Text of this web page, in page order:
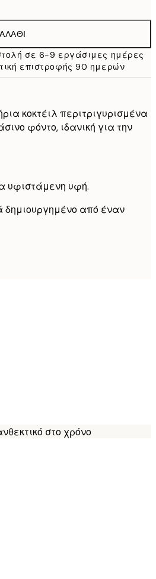
21,95 €
38 €
27,23 €
54,45 €
σε 6-9 εργάσιμες ημέρες
επιστροφής 90 ημερών
κοκτέιλ περιτριγυρισμένα
φόντο, ιδανική για την
υφιστάμενη υφή.
δημιουργημένο από έναν
στο χρόνο